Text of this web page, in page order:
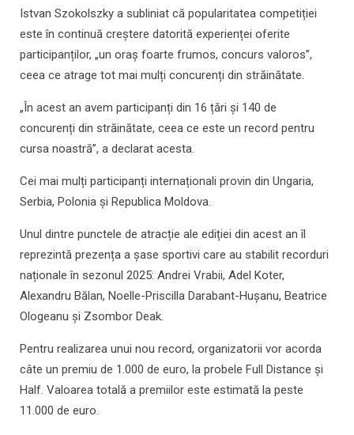
Istvan Szokolszky a subliniat că popularitatea competiției
este în continuă creștere datorită experienței oferite
participanților, „un oraș foarte frumos, concurs valoros”,
ceea ce atrage tot mai mulți concurenți din străinătate.
„În acest an avem participanți din 16 țări și 140 de
concurenți din străinătate, ceea ce este un record pentru
cursa noastră”, a declarat acesta.
Cei mai mulți participanți internaționali provin din Ungaria,
Serbia, Polonia și Republica Moldova.
Unul dintre punctele de atracție ale ediției din acest an îl
reprezintă prezența a șase sportivi care au stabilit recorduri
naționale în sezonul 2025: Andrei Vrabii, Adel Koter,
Alexandru Bălan, Noelle-Priscilla Darabant-Hușanu, Beatrice
Ologeanu și Zsombor Deak.
Pentru realizarea unui nou record, organizatorii vor acorda
câte un premiu de 1.000 de euro, la probele Full Distance și
Half. Valoarea totală a premiilor este estimată la peste
11.000 de euro.